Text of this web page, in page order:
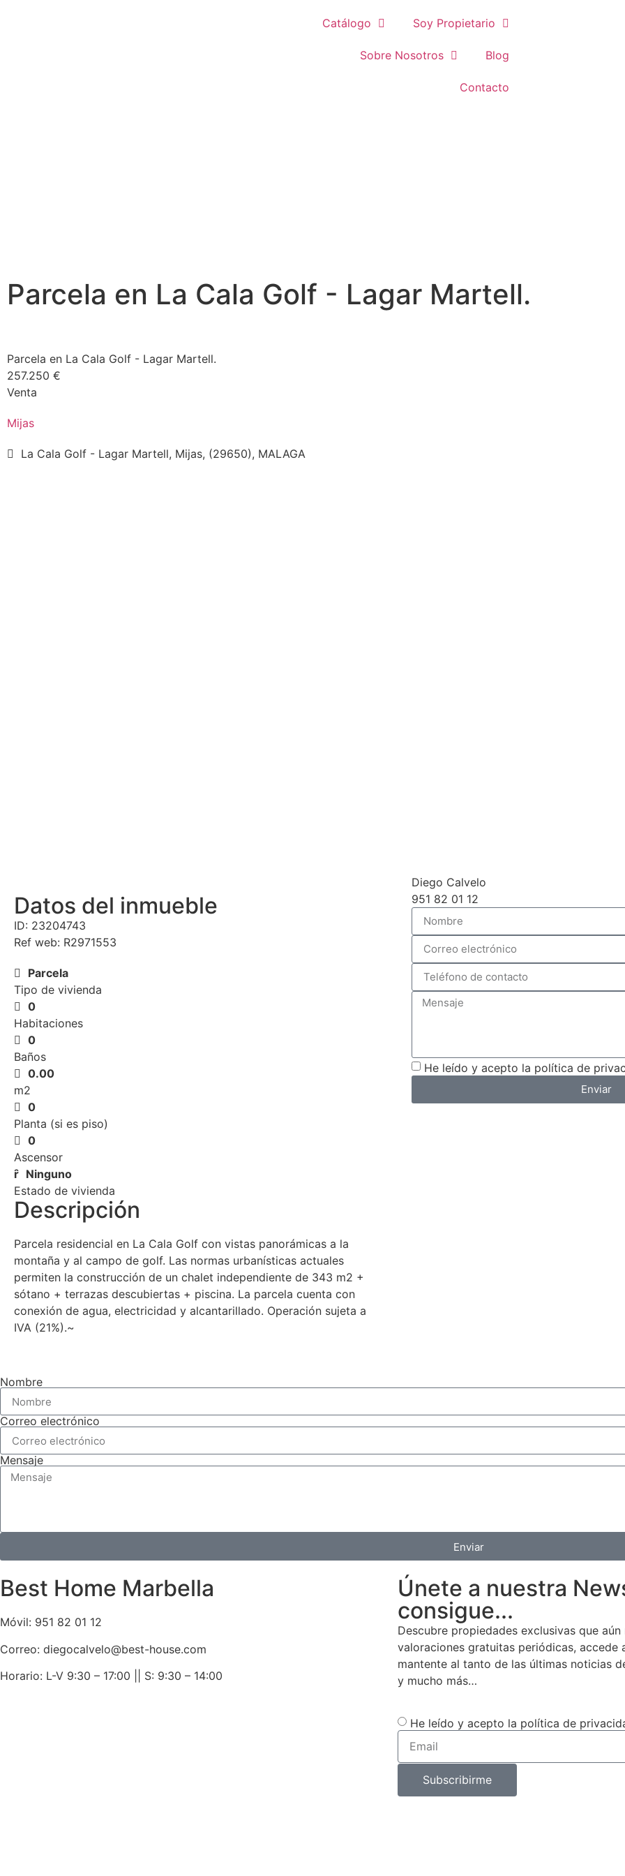
Catálogo Soy Propietario
Sobre Nosotros Blog
Contacto
Parcela en La Cala Golf - Lagar Martell.
Parcela en La Cala Golf - Lagar Martell.
257.250 €
Venta
Mijas
La Cala Golf - Lagar Martell, Mijas, (29650), MALAGA
Datos del inmueble
ID: 23204743
Ref web: R2971553
Parcela
Tipo de vivienda
0
Habitaciones
0
Baños
0.00
m2
0
Planta (si es piso)
0
Ascensor
Ninguno
Estado de vivienda
Descripción
Parcela residencial en La Cala Golf con vistas panorámicas a la
montaña y al campo de golf. Las normas urbanísticas actuales
permiten la construcción ‌de ‌un ‌chalet ‌independiente de ‌343 ‌m2 ‌+
‌sótano ‌+ terrazas ‌descubiertas + piscina. La ‌parcela ‌cuenta con
‌conexión ‌de ‌agua, electricidad y ‌alcantarillado. ‌Operación ‌sujeta ‌a
‌IVA ‌(21%).~
Diego Calvelo
951 82 01 12
He leído y acepto la política de
Enviar
Nombre
Correo electrónico
Mensaje
Enviar
Best Home Marbella
Móvil: 951 82 01 12
Correo: diegocalvelo@best-house.com
Horario: L-V 9:30 – 17:00 || S: 9:30 – 14:00
Únete a nuestra
consigue...
Descubre propiedades exclusivas que
valoraciones gratuitas periódicas, accede
mantente al tanto de las últimas noticias
y mucho más…
He leído y acepto la política de
Subscribirme